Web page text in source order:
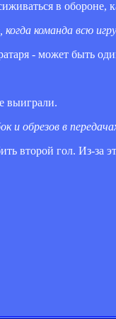
в
когда команда всю
- может быть
выиграли.
и обрезов в
второй гол. Из-за